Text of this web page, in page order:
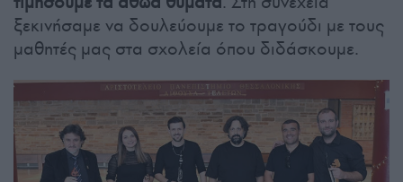
ξεκινήσαμε να δουλεύουμε το τραγούδι με τους
μαθητές μας στα σχολεία όπου διδάσκουμε.